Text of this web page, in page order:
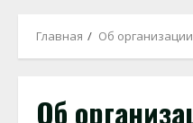
Главная Об организации
Об